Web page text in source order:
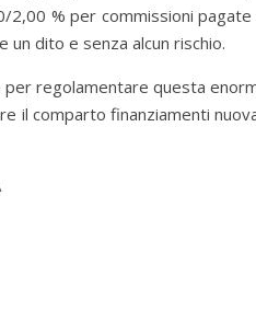
% per commissioni
un dito e senza alcun rischio.
regolamentare questa
il comparto finanziamenti